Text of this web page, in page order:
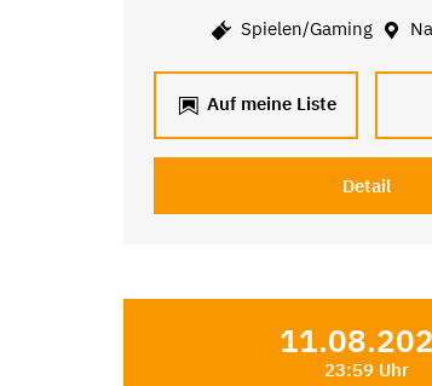
Spielen/Gaming
Auf meine Liste
Detail
23:59 Uhr